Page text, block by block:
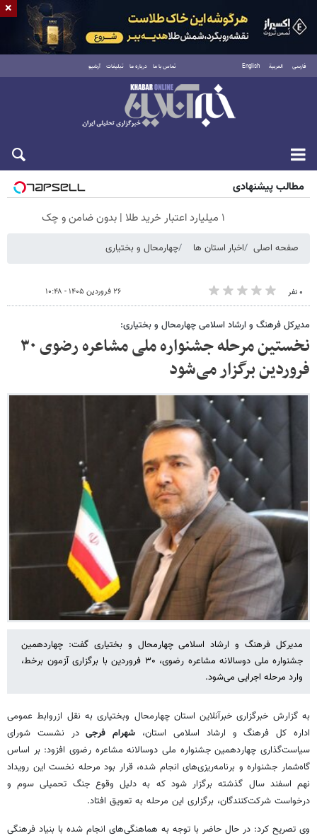
فارسی العربية English تماس با ما درباره ما تبلیغات آرشیو
جمعه ۱۶ مرداد ۱۴۰۵
مطالب پیشنهادی
۱ میلیارد اعتبار خرید طلا | بدون ضامن و چک
صفحه اصلی اخبار استان ها چهارمحال و بختیاری
۰ نفر ۲۶ فروردین ۱۴۰۵ - ۱۰:۴۸
مدیرکل فرهنگ و ارشاد اسلامی چهارمحال و بختیاری:
نخستین مرحله جشنواره ملی مشاعره رضوی ۳۰
فروردین برگزار می‌شود
مدیرکل فرهنگ و ارشاد اسلامی چهارمحال و بختیاری گفت: چهاردهمین
جشنواره ملی دوسالانه مشاعره رضوی، ۳۰ فروردین با برگزاری آزمون برخط،
وارد مرحله اجرایی می‌شود.
به گزارش خبرگزاری خبرآنلاین استان چهارمحال وبختیاری به نقل ازروابط عمومی
اداره کل فرهنگ و ارشاد اسلامی استان، شهرام فرجیدر نشست شورای
سیاست‌گذاری چهاردهمین جشنواره ملی دوسالانه مشاعره رضوی افزود: بر اساس
گاه‌شمار جشنواره و برنامه‌ریزی‌های انجام شده، قرار بود مرحله نخست این رویداد
نهم اسفند سال گذشته برگزار شود که به دلیل وقوع جنگ تحمیلی سوم و
درخواست شرکت‌کنندگان، برگزاری این مرحله به تعویق افتاد.
وی تصریح کرد: در حال حاضر با توجه به هماهنگی‌های انجام شده با بنیاد فرهنگی
×